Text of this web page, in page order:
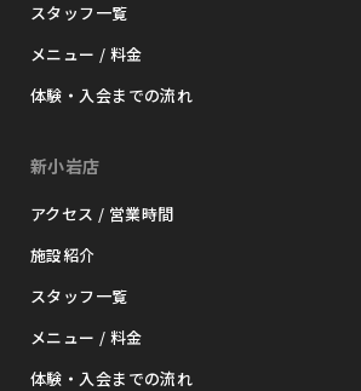
スタッフ一覧
メニュー / 料金
体験・入会までの流れ
新小岩店
アクセス / 営業時間
施設紹介
スタッフ一覧
メニュー / 料金
体験・入会までの流れ